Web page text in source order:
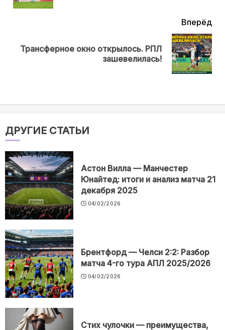
Вперёд
Next
Трансферное окно открылось. РПЛ
зашевелилась!
ДРУГИЕ СТАТЬИ
Астон Вилла — Манчестер
Юнайтед: итоги и анализ матча 21
декабря 2025
04/02/2026
Брентфорд — Челси 2:2: Разбор
матча 4-го тура АПЛ 2025/2026
04/02/2026
Стих чулочки — преимущества,